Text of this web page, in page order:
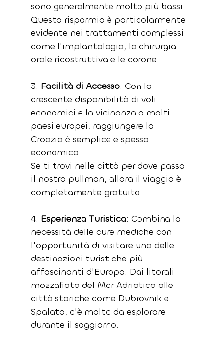
sono generalmente molto più bassi.
Questo risparmio è particolarmente
evidente nei trattamenti complessi
come l'implantologia, la chirurgia
orale ricostruttiva e le corone.
3. Facilità di Accesso: Con la
crescente disponibilità di voli
economici e la vicinanza a molti
paesi europei, raggiungere la
Croazia è semplice e spesso
economico.
Se ti trovi nelle città per dove passa
il nostro pullman, allora il viaggio è
completamente gratuito.
4. Esperienza Turistica: Combina la
necessità delle cure mediche con
l'opportunità di visitare una delle
destinazioni turistiche più
affascinanti d'Europa. Dai litorali
mozzafiato del Mar Adriatico alle
città storiche come Dubrovnik e
Spalato, c'è molto da esplorare
durante il soggiorno.